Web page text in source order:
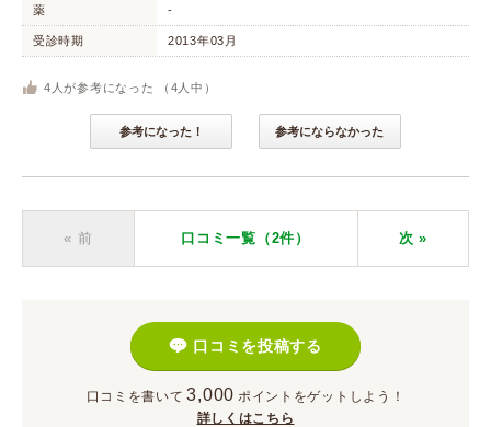
薬 -
受診時期 2013年03月
4 人が参考になった （ 4 人中）
参考になった！ 参考にならなかった
« 前 口コミ一覧（2件） 次 »
口コミを投稿する
口コミを書いて 3,000 ポイント をゲットしよう！
詳しくはこちら